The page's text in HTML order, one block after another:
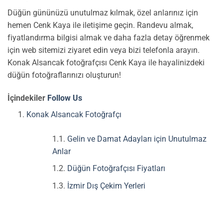
Düğün gününüzü unutulmaz kılmak, özel anlarınız için
hemen Cenk Kaya ile iletişime geçin. Randevu almak,
fiyatlandırma bilgisi almak ve daha fazla detay öğrenmek
için web sitemizi ziyaret edin veya bizi telefonla arayın.
Konak Alsancak fotoğrafçısı Cenk Kaya ile hayalinizdeki
düğün fotoğraflarınızı oluşturun!
İçindekiler Follow Us
Konak Alsancak Fotoğrafçı
Gelin ve Damat Adayları için Unutulmaz
Anlar
Düğün Fotoğrafçısı Fiyatları
İzmir Dış Çekim Yerleri